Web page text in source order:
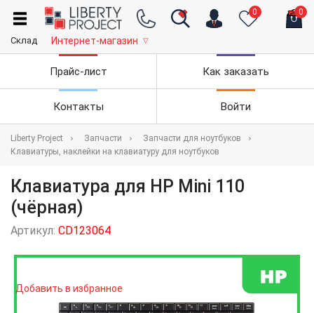
0 0
Склад Интернет-магазин ▽
Прайс-лист Как заказать
Контакты Войти
Liberty Project Запчасти
Запчасти для ноутбуков
Клавиатуры, наклейки на клавиатуру для ноутбуков
Клавиатура для HP Mini 110
(чёрная)
Артикул: CD123064
Добавить в избранное